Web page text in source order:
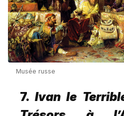
Musée russe
7. Ivan le